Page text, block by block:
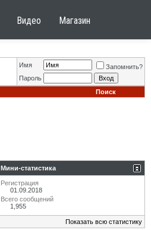
Видео Магазин
Имя
Запомнить?
Пароль
Поиск
Мини-статистика
Регистрация
01.09.2018
Всего сообщений
1,955
Показать всю статистику